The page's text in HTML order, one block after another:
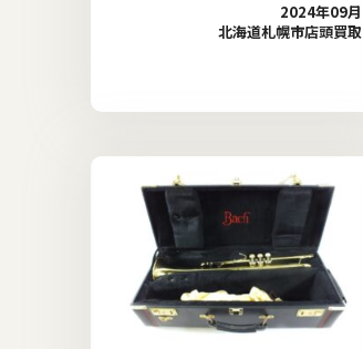
2024年09月
北海道札幌市店頭買取